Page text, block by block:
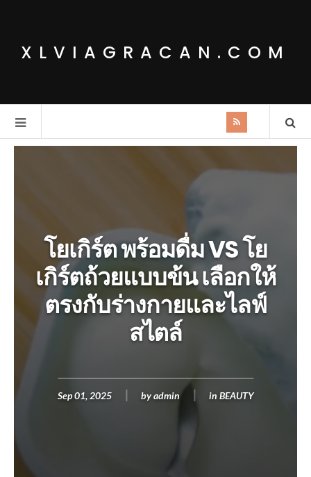
XLVIAGRACAN.COM
โยเกิร์ต พร้อมดื่ม VS โย
เกิร์ตถ้วยแบบข้น เลือกให้
ตรงกับร่างกายและไลฟ์
สไตล์
Sep 01, 2025 byadmin in BEAUTY